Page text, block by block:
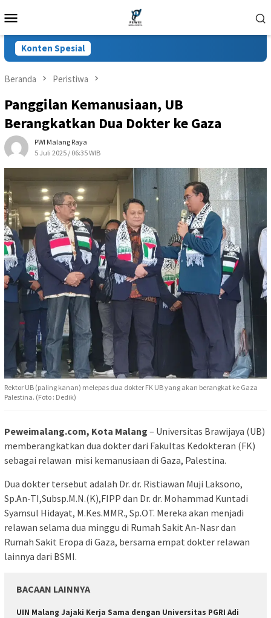
ke
Mobile
Konten Spesial
Beranda Peristiwa
Panggilan Kemanusiaan, UB
Berangkatkan Dua Dokter ke Gaza
PWI Malang Raya
5 Juli 2025 / 06:35 WIB
Rektor UB (paling kanan) melepas dua dokter FK UB yang akan berangkat ke Gaza
Palestina. (Foto : Dedik)
Peweimalang.com, Kota Malang – Universitas Brawijaya (UB)
memberangkatkan dua dokter dari Fakultas Kedokteran (FK)
sebagai relawan misi kemanusiaan di Gaza, Palestina.
Dua dokter tersebut adalah Dr. dr. Ristiawan Muji Laksono,
Sp.An-TI,Subsp.M.N.(K),FIPP dan Dr. dr. Mohammad Kuntadi
Syamsul Hidayat, M.Kes.MMR., Sp.OT. Mereka akan menjadi
relawan selama dua minggu di Rumah Sakit An-Nasr dan
Rumah Sakit Eropa di Gaza, bersama empat dokter relawan
lainnya dari BSMI.
BACAAN LAINNYA
UIN Malang Jajaki Kerja Sama dengan Universitas PGRI Adi